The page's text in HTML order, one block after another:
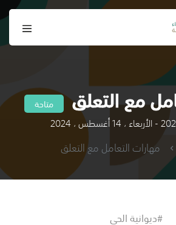
مع التعلق متاحة
مهارات التعامل مع التعلق
#ديوانية الحي